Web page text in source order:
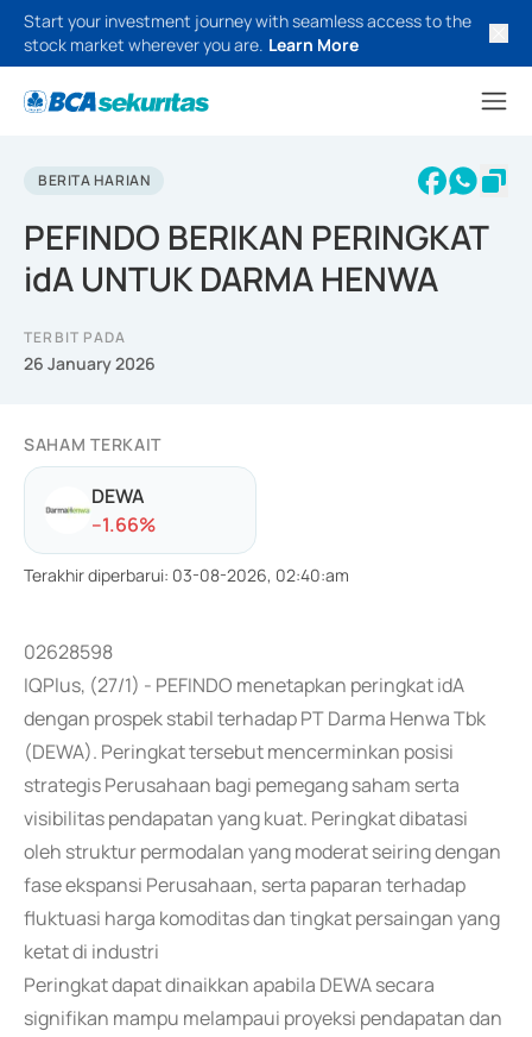
Start your investment journey with seamless access to the
stock market wherever you are. Learn More
BERITA HARIAN
PEFINDO BERIKAN PERINGKAT
idA UNTUK DARMA HENWA
TERBIT PADA
26 January 2026
SAHAM TERKAIT
DEWA
--1.66%
Terakhir diperbarui: 03-08-2026, 02:40:am
02628598
IQPlus, (27/1) - PEFINDO menetapkan peringkat idA
dengan prospek stabil terhadap PT Darma Henwa Tbk
(DEWA). Peringkat tersebut mencerminkan posisi
strategis Perusahaan bagi pemegang saham serta
visibilitas pendapatan yang kuat. Peringkat dibatasi
oleh struktur permodalan yang moderat seiring dengan
fase ekspansi Perusahaan, serta paparan terhadap
fluktuasi harga komoditas dan tingkat persaingan yang
ketat di industri
Peringkat dapat dinaikkan apabila DEWA secara
signifikan mampu melampaui proyeksi pendapatan dan